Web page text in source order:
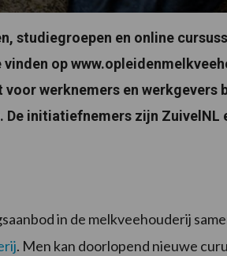
studiegroepen en online
op
werknemers en werkgevers
initiatiefnemers zijn ZuivelNL
in de melkveehouderij
. Men kan doorlopend nieuwe